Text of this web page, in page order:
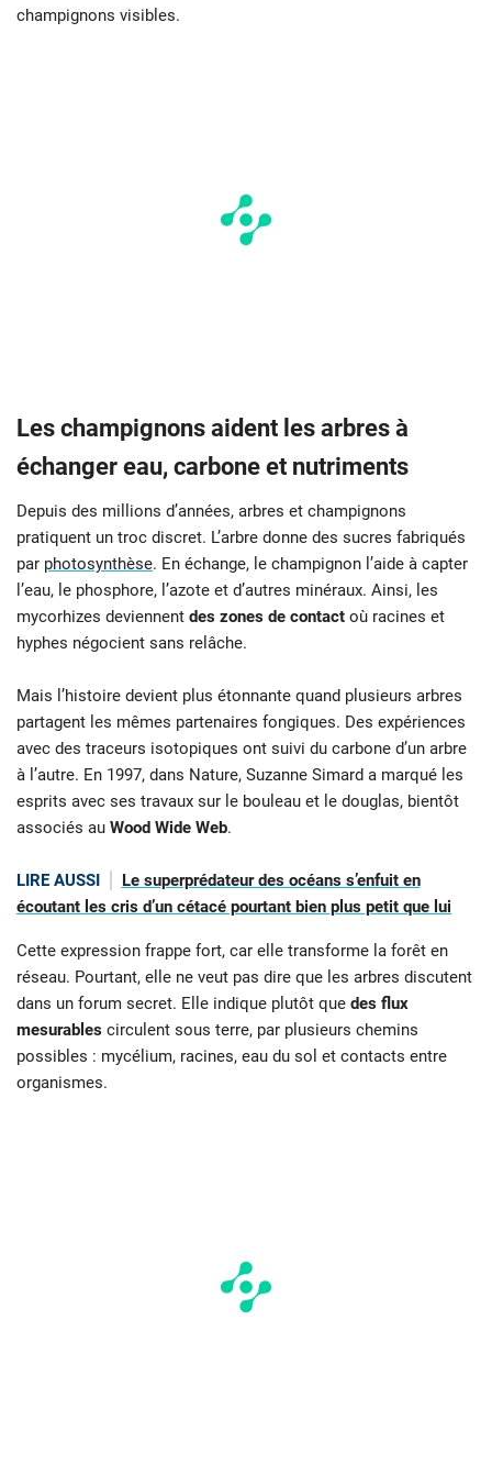
champignons visibles.
Les champignons aident les arbres à
échanger eau, carbone et nutriments
Depuis des millions d’années, arbres et champignons
pratiquent un troc discret. L’arbre donne des sucres fabriqués
par photosynthèse. En échange, le champignon l’aide à capter
l’eau, le phosphore, l’azote et d’autres minéraux. Ainsi, les
mycorhizes deviennent des zones de contact où racines et
hyphes négocient sans relâche.
Mais l’histoire devient plus étonnante quand plusieurs arbres
partagent les mêmes partenaires fongiques. Des expériences
avec des traceurs isotopiques ont suivi du carbone d’un arbre
à l’autre. En 1997, dans Nature, Suzanne Simard a marqué les
esprits avec ses travaux sur le bouleau et le douglas, bientôt
associés au Wood Wide Web.
LIRE AUSSI
Le superprédateur des océans s’enfuit en
écoutant les cris d’un cétacé pourtant bien plus petit que lui
Cette expression frappe fort, car elle transforme la forêt en
réseau. Pourtant, elle ne veut pas dire que les arbres discutent
dans un forum secret. Elle indique plutôt que des flux
mesurables circulent sous terre, par plusieurs chemins
possibles : mycélium, racines, eau du sol et contacts entre
organismes.